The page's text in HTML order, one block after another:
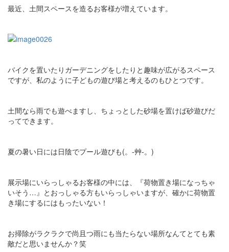
最近、土間スペースを造るお客様が増えています。
バイクを置いたりガーデニングをしたりと趣味が広がるスペース
ですが、私のように子どもの遊び場と考えるのもひとつです。
土間なら雨でも遊べますし、ちょっとした砂場を置けば砂遊びだ
ってできます。
夏の暑い日には日陰でプール遊びも(。-艸-。)
展示場にいらっしゃるお客様の中には、『荷物置き場になっちゃ
いそう…』とおっしゃる方もいらっしゃいますが、確かに荷物置
き場にするにはもったいない！
お掃除がラクラクで尚且つ雨にも当たらない場所なんてとても素
敵だと思いませんか？笑